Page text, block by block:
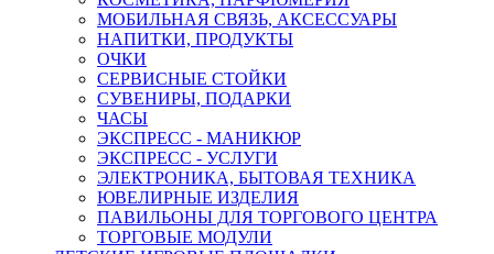
МОБИЛЬНАЯ СВЯЗЬ, АКСЕССУАРЫ
НАПИТКИ, ПРОДУКТЫ
ОЧКИ
СЕРВИСНЫЕ СТОЙКИ
СУВЕНИРЫ, ПОДАРКИ
ЧАСЫ
ЭКСПРЕСС - МАНИКЮР
ЭКСПРЕСС - УСЛУГИ
ЭЛЕКТРОНИКА, БЫТОВАЯ ТЕХНИКА
ЮВЕЛИРНЫЕ ИЗДЕЛИЯ
ПАВИЛЬОНЫ ДЛЯ ТОРГОВОГО ЦЕНТРА
ТОРГОВЫЕ МОДУЛИ